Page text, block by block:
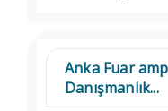
Anka Fuar
Danışmanlık...